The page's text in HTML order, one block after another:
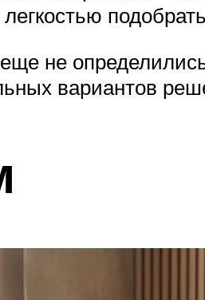
не
вариантов